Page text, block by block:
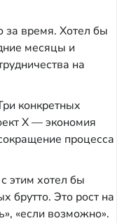
за время. Хотел бы
месяцы и
на
конкретных
X — экономия
процесса
этим хотел бы
брутто. Это рост на
«если возможно».